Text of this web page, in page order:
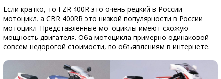
Если кратко, то FZR 400R это очень редкий в России
мотоцикл, а CBR 400RR это низкой популярности в России
мотоцикл. Представленные мотоциклы имеют схожую
мощность двигателя. Оба мотоцикла примерно одинаковой
совсем недорогой стоимости, по объявлениям в интернете.